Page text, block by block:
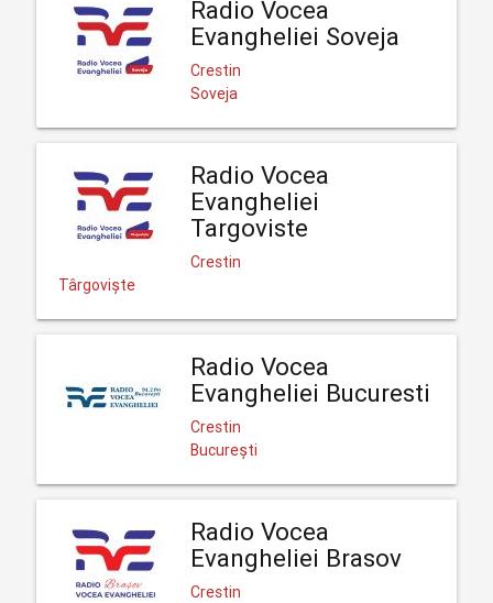
Radio Vocea
Evangheliei Soveja
Crestin
Soveja
Radio Vocea
Evangheliei
Targoviste
Crestin
Târgoviște
Radio Vocea
Evangheliei Bucuresti
Crestin
București
Radio Vocea
Evangheliei Brasov
Crestin